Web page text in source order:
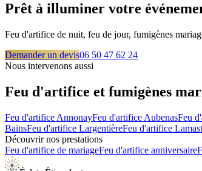
Prêt à illuminer votre
Feu d'artifice de nuit, feu de jour, fumigènes
Demander un devis06 50 47 62 24
Nous intervenons aussi
Feu d'artifice et fumigènes
Feu d'artifice AnnonayFeu d'artifice AubenasFeu
BainsFeu d'artifice LargentièreFeu d'artifice
Découvrir nos prestations
Feu d'artifice de mariageFeu d'artifice anniversaire